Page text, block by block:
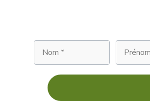
Nom Prénom